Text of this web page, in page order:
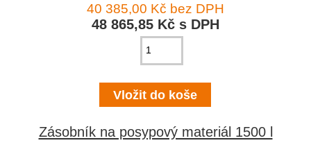
40 385,00 Kč bez DPH
48 865,85 Kč s DPH
Zásobník na posypový materiál 1500 l